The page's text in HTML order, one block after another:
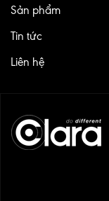
Sản phẩm
Tin tức
Liên hệ